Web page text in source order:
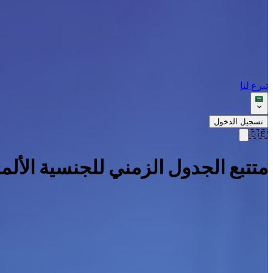
تبرع لنا
تسجيل الدخول
🇩🇪
متتبع الجدول الزمني للجنسية